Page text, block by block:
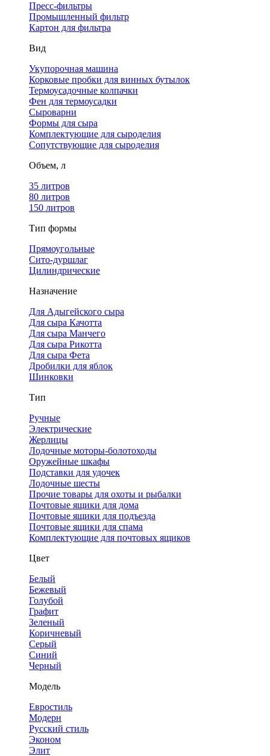
Пресс-фильтры
Промышленный фильтр
Картон для фильтра
Вид
Укупорочная машина
Корковые пробки для винных бутылок
Термоусадочные колпачки
Фен для термоусадки
Сыроварни
Формы для сыра
Комплектующие для сыроделия
Сопутствующие для сыроделия
Объем, л
35 литров
80 литров
150 литров
Тип формы
Прямоугольные
Сито-дуршлаг
Цилиндрические
Назначение
Для Адыгейского сыра
Для сыра Качотта
Для сыра Манчего
Для сыра Рикотта
Для сыра Фета
Дробилки для яблок
Шинковки
Тип
Ручные
Электрические
Жерлицы
Лодочные моторы-болотоходы
Оружейные шкафы
Подставки для удочек
Лодочные шесты
Прочие товары для охоты и рыбалки
Почтовые ящики для дома
Почтовые ящики для подъезда
Почтовые ящики для спама
Комплектующие для почтовых ящиков
Цвет
Белый
Бежевый
Голубой
Графит
Зеленый
Коричневый
Серый
Синий
Черный
Модель
Евростиль
Модерн
Русский стиль
Эконом
Элит